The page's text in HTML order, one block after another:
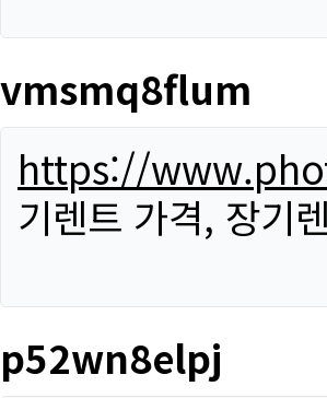
vmsmq8flum
https://
기렌트 가격, 장기
p52wn8elpj